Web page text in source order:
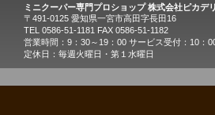
ミニクーパー専門プロショップ 株式会社ピカデ
〒491-0125 愛知県一宮市高田字長田16
TEL 0586-51-1181 FAX 0586-51-1182
営業時間：9：30～19：00 サービス受付：10：
定休日：毎週火曜日・第１水曜日